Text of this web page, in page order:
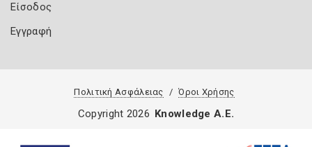
Είσοδος
Εγγραφή
Πολιτική Ασφάλειας Όροι Χρήσης
Copyright 2026 Knowledge A.E.